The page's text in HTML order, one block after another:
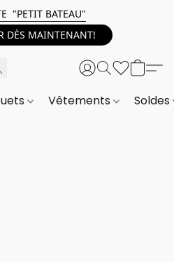
"PETIT BATEAU"
DÈS MAINTENANT!
Vêtements Soldes